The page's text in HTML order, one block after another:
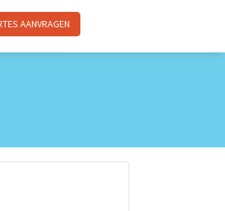
AANVRAGEN